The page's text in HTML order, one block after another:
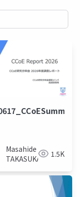
Masahide
TAKASUKA
1.5K